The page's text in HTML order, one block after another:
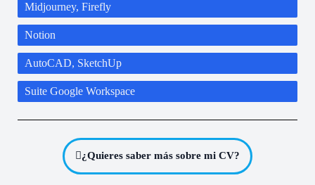
Midjourney, Firefly
Notion
AutoCAD, SketchUp
Suite Google Workspace
¿Quieres saber más sobre mi CV?